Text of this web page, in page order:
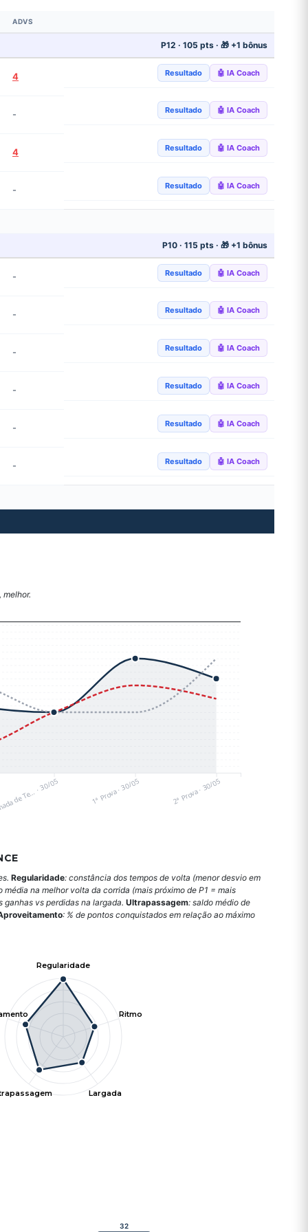
ADVS
P12 · 105 pts · 🎁 +1 bônus
4 Resultado 🤖 IA Coach
- Resultado 🤖 IA Coach
4 Resultado 🤖 IA Coach
- Resultado 🤖 IA Coach
P10 · 115 pts · 🎁 +1 bônus
- Resultado 🤖 IA Coach
- Resultado 🤖 IA Coach
- Resultado 🤖 IA Coach
- Resultado 🤖 IA Coach
- Resultado 🤖 IA Coach
- Resultado 🤖 IA Coach
de Te… · 30/05 1ª Prova · 30/05 2ª Prova · 30/05
Regularidade: constância dos tempos de volta (menor desvio em
média na melhor volta da corrida (mais próximo de P1 = mais
ganhas vs perdidas na largada. Ultrapassagem: saldo médio de
: % de pontos conquistados em relação ao máximo
Regularidade
Ritmo
Largada
32